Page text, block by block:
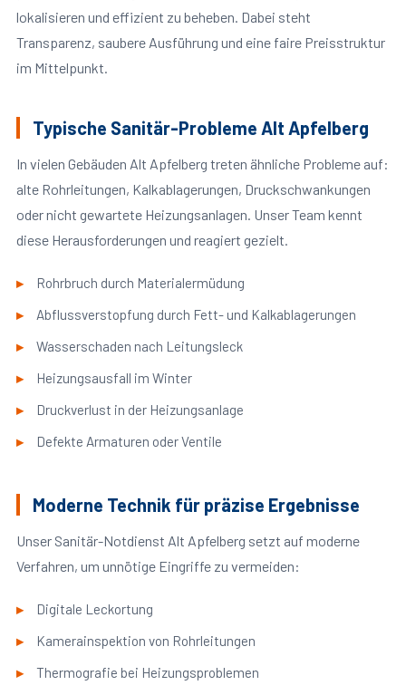
lokalisieren und effizient zu beheben. Dabei steht
Transparenz, saubere Ausführung und eine faire Preisstruktur
im Mittelpunkt.
Typische Sanitär-Probleme Alt Apfelberg
In vielen Gebäuden Alt Apfelberg treten ähnliche Probleme auf:
alte Rohrleitungen, Kalkablagerungen, Druckschwankungen
oder nicht gewartete Heizungsanlagen. Unser Team kennt
diese Herausforderungen und reagiert gezielt.
Rohrbruch durch Materialermüdung
Abflussverstopfung durch Fett- und Kalkablagerungen
Wasserschaden nach Leitungsleck
Heizungsausfall im Winter
Druckverlust in der Heizungsanlage
Defekte Armaturen oder Ventile
Moderne Technik für präzise Ergebnisse
Unser Sanitär-Notdienst Alt Apfelberg setzt auf moderne
Verfahren, um unnötige Eingriffe zu vermeiden:
Digitale Leckortung
Kamerainspektion von Rohrleitungen
Thermografie bei Heizungsproblemen